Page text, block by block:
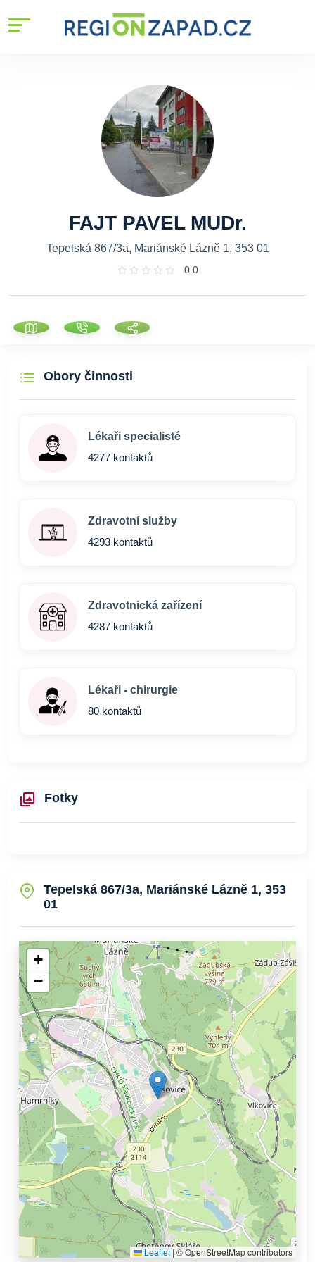
FAJT PAVEL MUDr.
Tepelská 867/3a, Mariánské Lázně 1, 353 01
0.0
Obory činnosti
Lékaři specialisté
4277 kontaktů
Zdravotní služby
4293 kontaktů
Zdravotnická zařízení
4287 kontaktů
Lékaři - chirurgie
80 kontaktů
Fotky
Tepelská 867/3a, Mariánské Lázně 1, 353
01
+
−
Leaflet | © OpenStreetMap contributors